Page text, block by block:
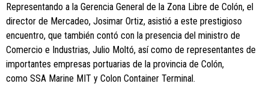
Representando a la Gerencia General de la Zona Libre de Colón, el
director de Mercadeo, Josimar Ortiz, asistió a este prestigioso
encuentro, que también contó con la presencia del ministro de
Comercio e Industrias, Julio Moltó, así como de representantes de
importantes empresas portuarias de la provincia de Colón,
como SSA Marine MIT y Colon Container Terminal.